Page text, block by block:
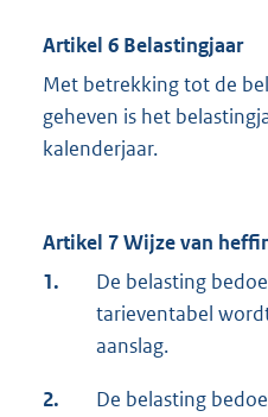
Artikel 6 Belastingjaar
Met betrekking tot de
geheven is het
kalenderjaar.
Artikel 7 Wijze van
1.
De belasting
tarieventabel
aanslag.
2.
De belasting